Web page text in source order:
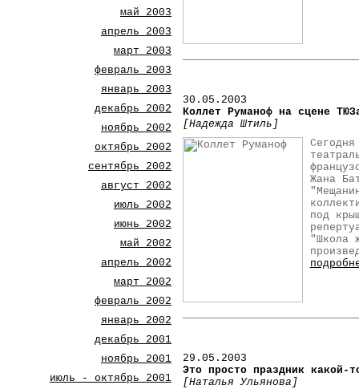
май 2003
апрель 2003
март 2003
февраль 2003
январь 2003
декабрь 2002
ноябрь 2002
октябрь 2002
сентябрь 2002
август 2002
июль 2002
июнь 2002
май 2002
апрель 2002
март 2002
февраль 2002
январь 2002
декабрь 2001
ноябрь 2001
июль - октябрь 2001
30 .05.2003
Коллет Руманоф на сцене
[Надежда Штиль]
Жана
под
"Школа
29.05.2003
Это просто праздник какой-
[Наталья Ульянова]